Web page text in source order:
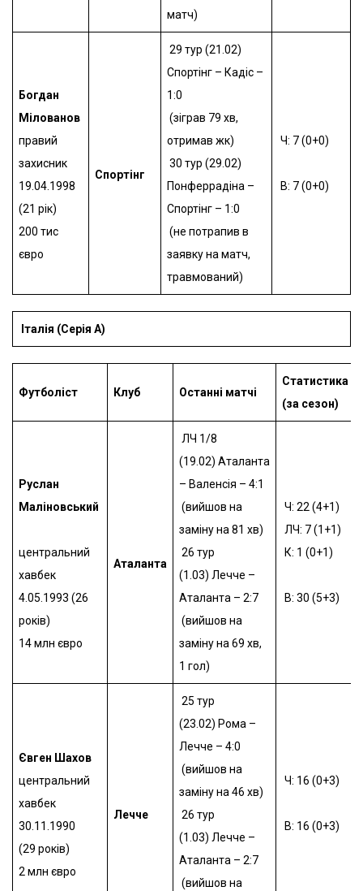
матч)
Богдан
Мілованов
правий
захисник
19.04.1998
(21 рік)
200 тис
євро
Спортінг
29 тур (21.02)
Спортінг – Кадіс –
1:0
(зіграв 79 хв,
отримав жк)
30 тур (29.02)
Понферрадіна –
Спортінг – 1:0
(не потрапив в
заявку на матч,
травмований)
Ч: 7 (0+0)
В: 7 (0+0)
Італія (Серія А)
Футболіст Клуб Останні матчі
Статистика
(за сезон)
Руслан
Маліновський
центральний
хавбек
4.05.1993 (26
років)
14 млн євро
Аталанта
ЛЧ 1/8
(19.02) Аталанта
– Валенсія – 4:1
(вийшов на
заміну на 81 хв)
26 тур
(1.03) Лечче –
Аталанта – 2:7
(вийшов на
заміну на 69 хв,
1 гол)
Ч: 22 (4+1)
ЛЧ: 7 (1+1)
К: 1 (0+1)
В: 30 (5+3)
Євген Шахов
центральний
хавбек
30.11.1990
(29 років)
2 млн євро
Лечче
25 тур
(23.02) Рома –
Лечче – 4:0
(вийшов на
заміну на 46 хв)
26 тур
(1.03) Лечче –
Аталанта – 2:7
(вийшов на
Ч: 16 (0+3)
В: 16 (0+3)